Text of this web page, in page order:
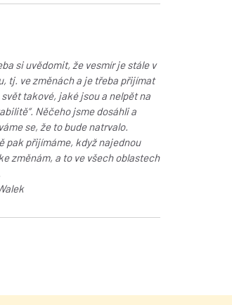
si uvědomit, že vesmír je stále v
tj. ve změnách a je třeba přijímat
svět takové, jaké jsou a nelpět na
Něčeho jsme dosáhli a
se, že to bude natrvalo.
pak přijímáme, když najednou
změnám, a to ve všech oblastech